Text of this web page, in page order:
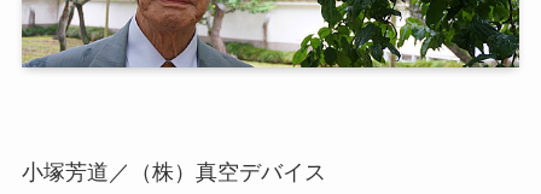
小塚芳道／（株）真空デバイス